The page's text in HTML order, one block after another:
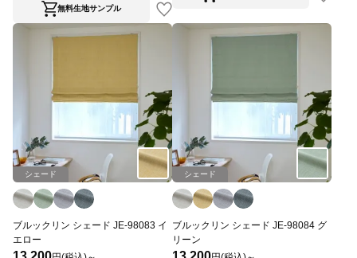
無料生地サンプル
シェード
ブルックリン シェード JE-98083 イ
エロー
シェード
ブルックリン シェード JE-98084 グ
リーン